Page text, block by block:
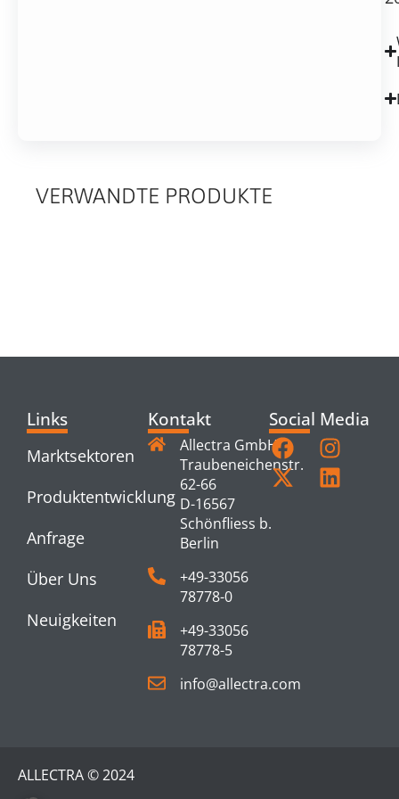
VERWANDTE PRODUKTE
Links
Marktsektoren
Produktentwicklung
Anfrage
Über Uns
Neuigkeiten
Kontakt
Allectra GmbH
Traubeneichenstr.
62-66
D-16567
Schönfliess b.
Berlin
+49-33056
78778-0
+49-33056
78778-5
info@allectra.com
Social Media
ALLECTRA © 2024